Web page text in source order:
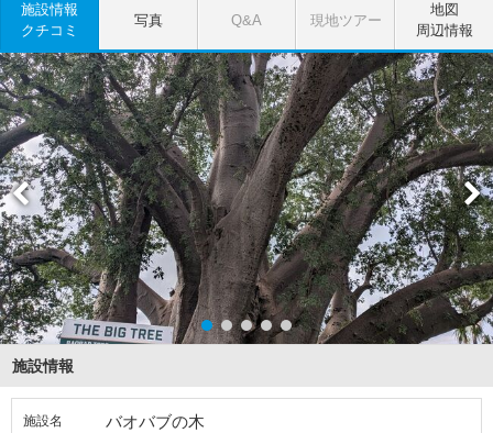
施設情報
クチコミ
写真 Q&A 現地ツアー
地図
周辺情報
施設情報
施設名 バオバブの木